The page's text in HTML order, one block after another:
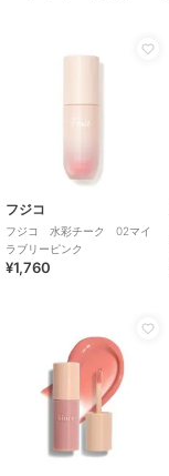
フジコ
フジコ 水彩チーク 02マイ
ラブリーピンク
¥1,760